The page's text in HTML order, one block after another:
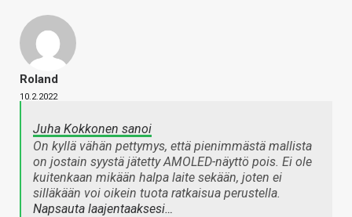
Roland
10.2.2022
Juha Kokkonen sanoi
On kyllä vähän pettymys, että pienimmästä mallista
on jostain syystä jätetty AMOLED-näyttö pois. Ei ole
kuitenkaan mikään halpa laite sekään, joten ei
silläkään voi oikein tuota ratkaisua perustella.
Napsauta laajentaaksesi…